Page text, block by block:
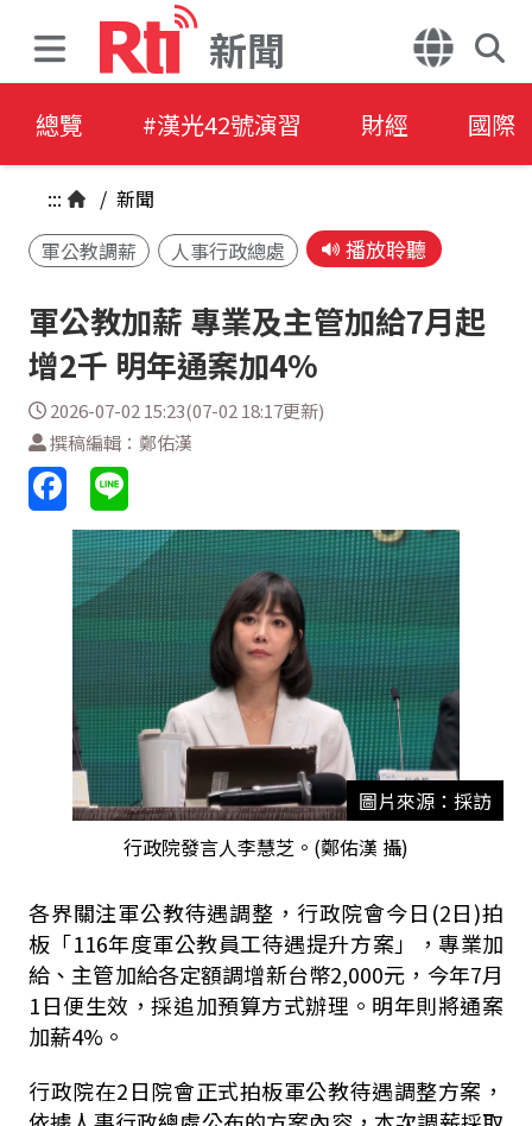
新聞
總覽 #漢光42號演習 財經 國際
::: / 新聞
軍公教調薪
人事行政總處 播放聆聽
軍公教加薪 專業及主管加給7月起
增2千 明年通案加4%
2026-07-02 15:23(07-02 18:17更新)
撰稿編輯：鄭佑漢
圖片來源：採訪
行政院發言人李慧芝。(鄭佑漢 攝)
各界關注軍公教待遇調整，行政院會今日(2日)拍
板「116年度軍公教員工待遇提升方案」，專業加
給、主管加給各定額調增新台幣2,000元，今年7月
1日便生效，採追加預算方式辦理。明年則將通案
加薪4%。
行政院在2日院會正式拍板軍公教待遇調整方案，